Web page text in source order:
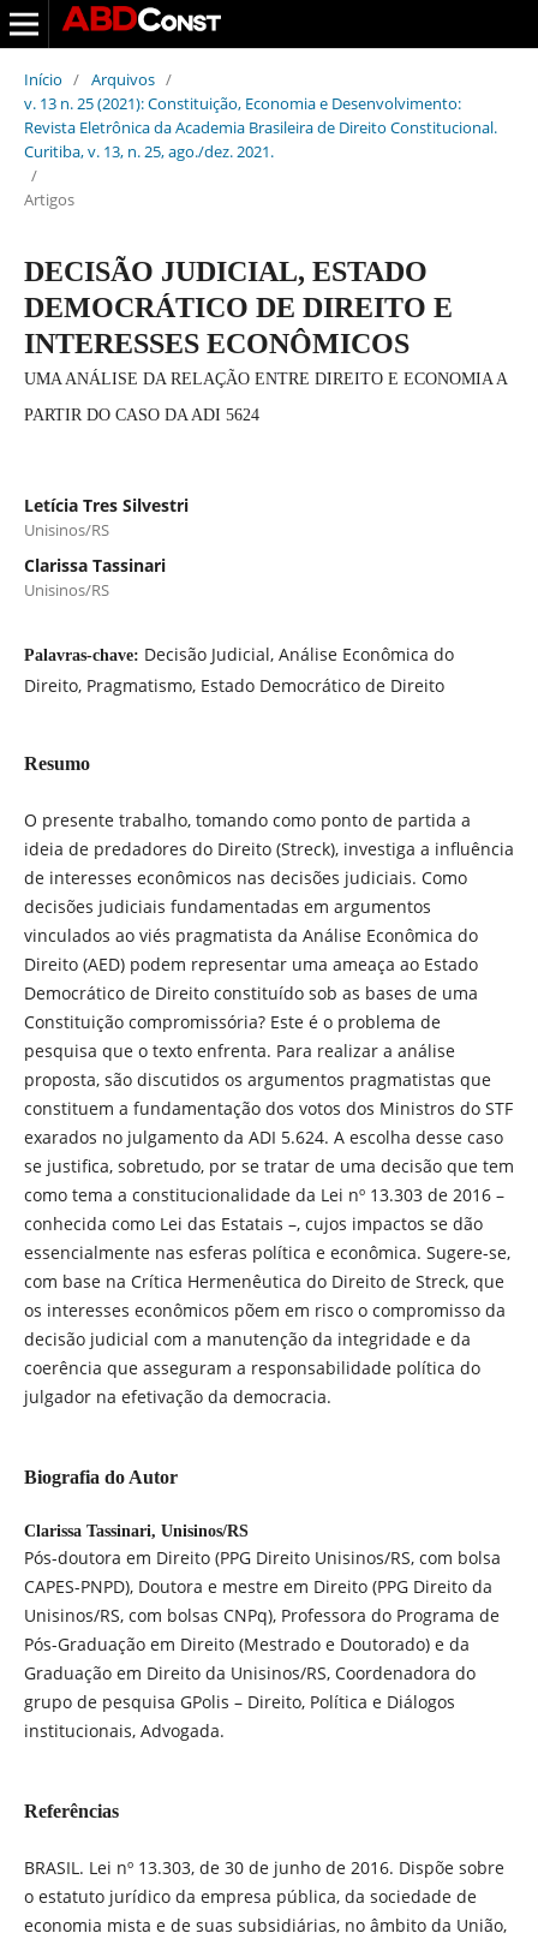
Início / Arquivos /
v. 13 n. 25 (2021): Constituição, Economia e Desenvolvimento:
Revista Eletrônica da Academia Brasileira de Direito Constitucional.
Curitiba, v. 13, n. 25, ago./dez. 2021.
/
Artigos
DECISÃO JUDICIAL, ESTADO
DEMOCRÁTICO DE DIREITO E
INTERESSES ECONÔMICOS
UMA ANÁLISE DA RELAÇÃO ENTRE DIREITO E ECONOMIA A
PARTIR DO CASO DA ADI 5624
Letícia Tres Silvestri
Unisinos/RS
Clarissa Tassinari
Unisinos/RS
Palavras-chave: Decisão Judicial, Análise Econômica do
Direito, Pragmatismo, Estado Democrático de Direito
Resumo
O presente trabalho, tomando como ponto de partida a
ideia de predadores do Direito (Streck), investiga a influência
de interesses econômicos nas decisões judiciais. Como
decisões judiciais fundamentadas em argumentos
vinculados ao viés pragmatista da Análise Econômica do
Direito (AED) podem representar uma ameaça ao Estado
Democrático de Direito constituído sob as bases de uma
Constituição compromissória? Este é o problema de
pesquisa que o texto enfrenta. Para realizar a análise
proposta, são discutidos os argumentos pragmatistas que
constituem a fundamentação dos votos dos Ministros do STF
exarados no julgamento da ADI 5.624. A escolha desse caso
se justifica, sobretudo, por se tratar de uma decisão que tem
como tema a constitucionalidade da Lei nº 13.303 de 2016 –
conhecida como Lei das Estatais –, cujos impactos se dão
essencialmente nas esferas política e econômica. Sugere-se,
com base na Crítica Hermenêutica do Direito de Streck, que
os interesses econômicos põem em risco o compromisso da
decisão judicial com a manutenção da integridade e da
coerência que asseguram a responsabilidade política do
julgador na efetivação da democracia.
Biografia do Autor
Clarissa Tassinari, Unisinos/RS
Pós-doutora em Direito (PPG Direito Unisinos/RS, com bolsa
CAPES-PNPD), Doutora e mestre em Direito (PPG Direito da
Unisinos/RS, com bolsas CNPq), Professora do Programa de
Pós-Graduação em Direito (Mestrado e Doutorado) e da
Graduação em Direito da Unisinos/RS, Coordenadora do
grupo de pesquisa GPolis – Direito, Política e Diálogos
institucionais, Advogada.
Referências
BRASIL. Lei nº 13.303, de 30 de junho de 2016. Dispõe sobre
o estatuto jurídico da empresa pública, da sociedade de
economia mista e de suas subsidiárias, no âmbito da União,